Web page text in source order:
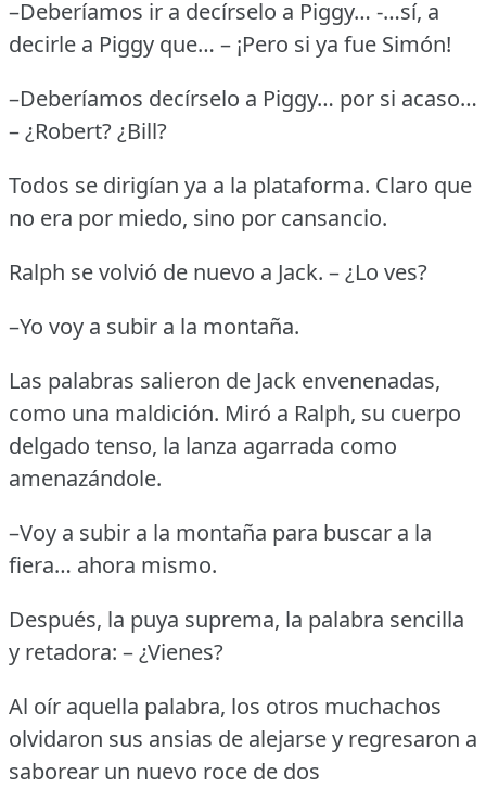
–Deberíamos ir a decírselo a Piggy… -…sí, a
decirle a Piggy que… – ¡Pero si ya fue Simón!
–Deberíamos decírselo a Piggy… por si acaso…
– ¿Robert?¿Bill?
Todos se dirigían ya a la plataforma. Claro que
no era por miedo, sino por cansancio.
Ralph se volvió de nuevo a Jack. – ¿Lo ves?
–Yo voy a subir a la montaña.
Las palabras salieron de Jack envenenadas,
como una maldición. Miró a Ralph, su cuerpo
delgado tenso, la lanza agarrada como
amenazándole.
–Voy a subir a la montaña para buscar a la
fiera… ahora mismo.
Después, la puya suprema, la palabra sencilla
y retadora: – ¿Vienes?
Al oír aquella palabra, los otros muchachos
olvidaron sus ansias de alejarse y regresaron a
saborear un nuevo roce de dos